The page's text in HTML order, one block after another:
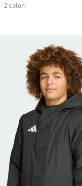
2 colori